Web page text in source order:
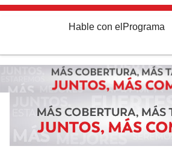
Hable con el Programa